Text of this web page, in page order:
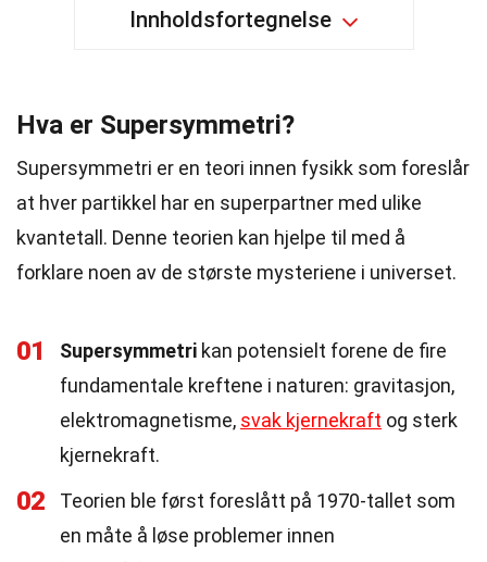
Innholdsfortegnelse
Hva er Supersymmetri?
Supersymmetri er en teori innen fysikk som foreslår
at hver partikkel har en superpartner med ulike
kvantetall. Denne teorien kan hjelpe til med å
forklare noen av de største mysteriene i universet.
01 Supersymmetri kan potensielt forene de fire
fundamentale kreftene i naturen: gravitasjon,
elektromagnetisme, svak kjernekraft og sterk
kjernekraft.
02
Teorien ble først foreslått på 1970-tallet som
en måte å løse problemer innen